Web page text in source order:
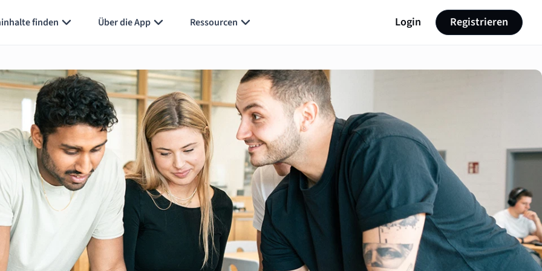
finden Über die App Ressourcen Login Registrieren